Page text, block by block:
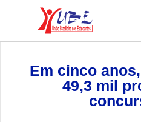
Em cinco
49,3 mil